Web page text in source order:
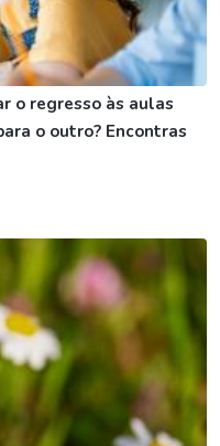
o regresso às aulas
o outro? Encontras